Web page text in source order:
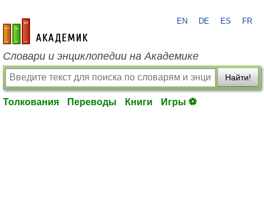
academic.ru
EN DE ES FR
Словари и энциклопедии на Академике
Найти!
Толкования Переводы Книги Игры ⚽